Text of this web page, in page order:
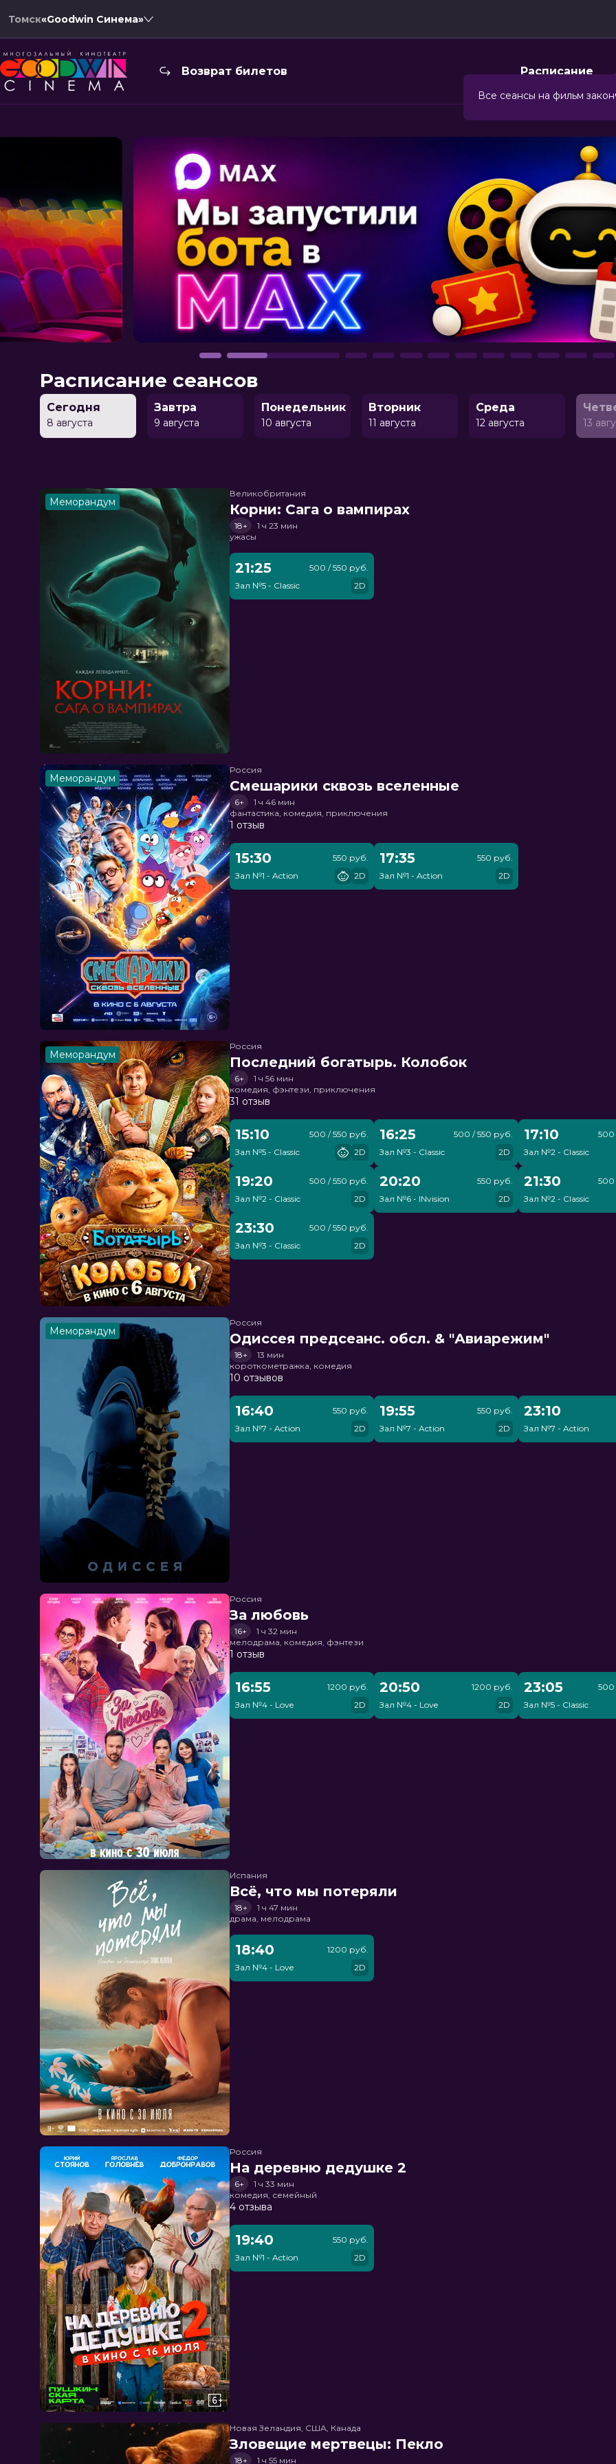
Томск«Goodwin Синема»
Возврат билетов Расписание
Расписание сеансов
Сегодня
8 августа
Завтра
9 августа
Понедельник
10 августа
Вторник
11 августа
Среда
12 августа 13
Меморандум
Великобритания
Корни: Сага о вампирах
18+
1 ч 23 мин
ужасы
21:25
Зал №5 - Classic
500 / 550 руб.
2D
Меморандум
Россия
Смешарики сквозь вселенные
6+
1 ч 46 мин
фантастика, комедия, приключения
1 отзыв
15:30
Зал №1 - Action
550 руб.
2D
17:35
Зал №1 - Action
550 руб.
2D
Меморандум
Россия
Последний богатырь. Колобок
6+
1 ч 56 мин
комедия, фэнтези, приключения
31 отзыв
15:10
Зал №5 - Classic
500 / 550 руб.
2D
16:25
Зал №3 - Classic
500 / 550 руб.
2D
17:10
Зал №2 - Classic
500
19:20
Зал №2 - Classic
500 / 550 руб.
2D
20:20
Зал №6 - INvision
550 руб.
2D
21:30
Зал №2 - Classic
500
23:30
Зал №3 - Classic
500 / 550 руб.
2D
Меморандум
Россия
Одиссея предсеанс. обсл. & "Авиарежим"
18+
13 мин
короткометражка, комедия
10 отзывов
16:40
Зал №7 - Action
550 руб.
2D
19:55
Зал №7 - Action
550 руб.
2D
23:10
Зал №7 - Action
Россия
За любовь
16+
1 ч 32 мин
мелодрама, комедия, фэнтези
1 отзыв
16:55
Зал №4 - Love
1200 руб.
2D
20:50
Зал №4 - Love
1200 руб.
2D
23:05
Зал №5 - Classic
500
Испания
Всё, что мы потеряли
18+
1 ч 47 мин
драма, мелодрама
18:40
Зал №4 - Love
1200 руб.
2D
Россия
На деревню дедушке 2
6+
1 ч 33 мин
комедия, семейный
4 отзыва
19:40
Зал №1 - Action
550 руб.
2D
Новая Зеландия, США, Канада
Зловещие мертвецы: Пекло
18+ 1 ч 55 мин
Все сеансы на фильм